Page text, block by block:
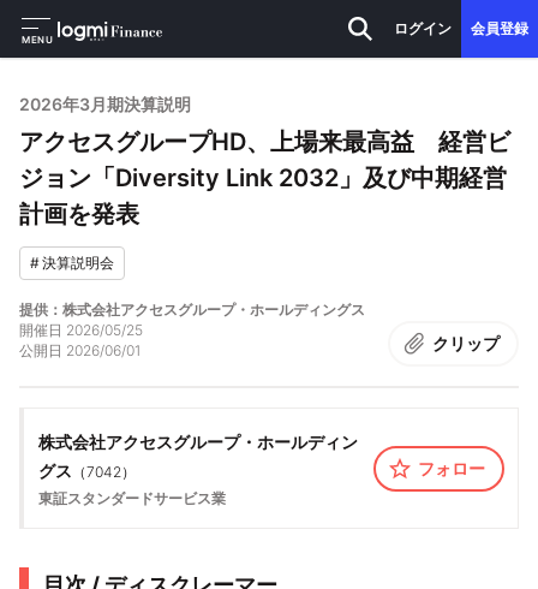
MENU
ログイン 会員登録
2026年3月期決算説明
アクセスグループHD、上場来最高益 経営ビ
ジョン「Diversity Link 2032」及び中期経営
計画を発表
#決算説明会
提供：株式会社アクセスグループ・ホールディングス
開催日 2026/05/25
公開日 2026/06/01 クリップ
株式会社アクセスグループ・ホールディン
グス （7042）
東証スタンダードサービス業
フォロー